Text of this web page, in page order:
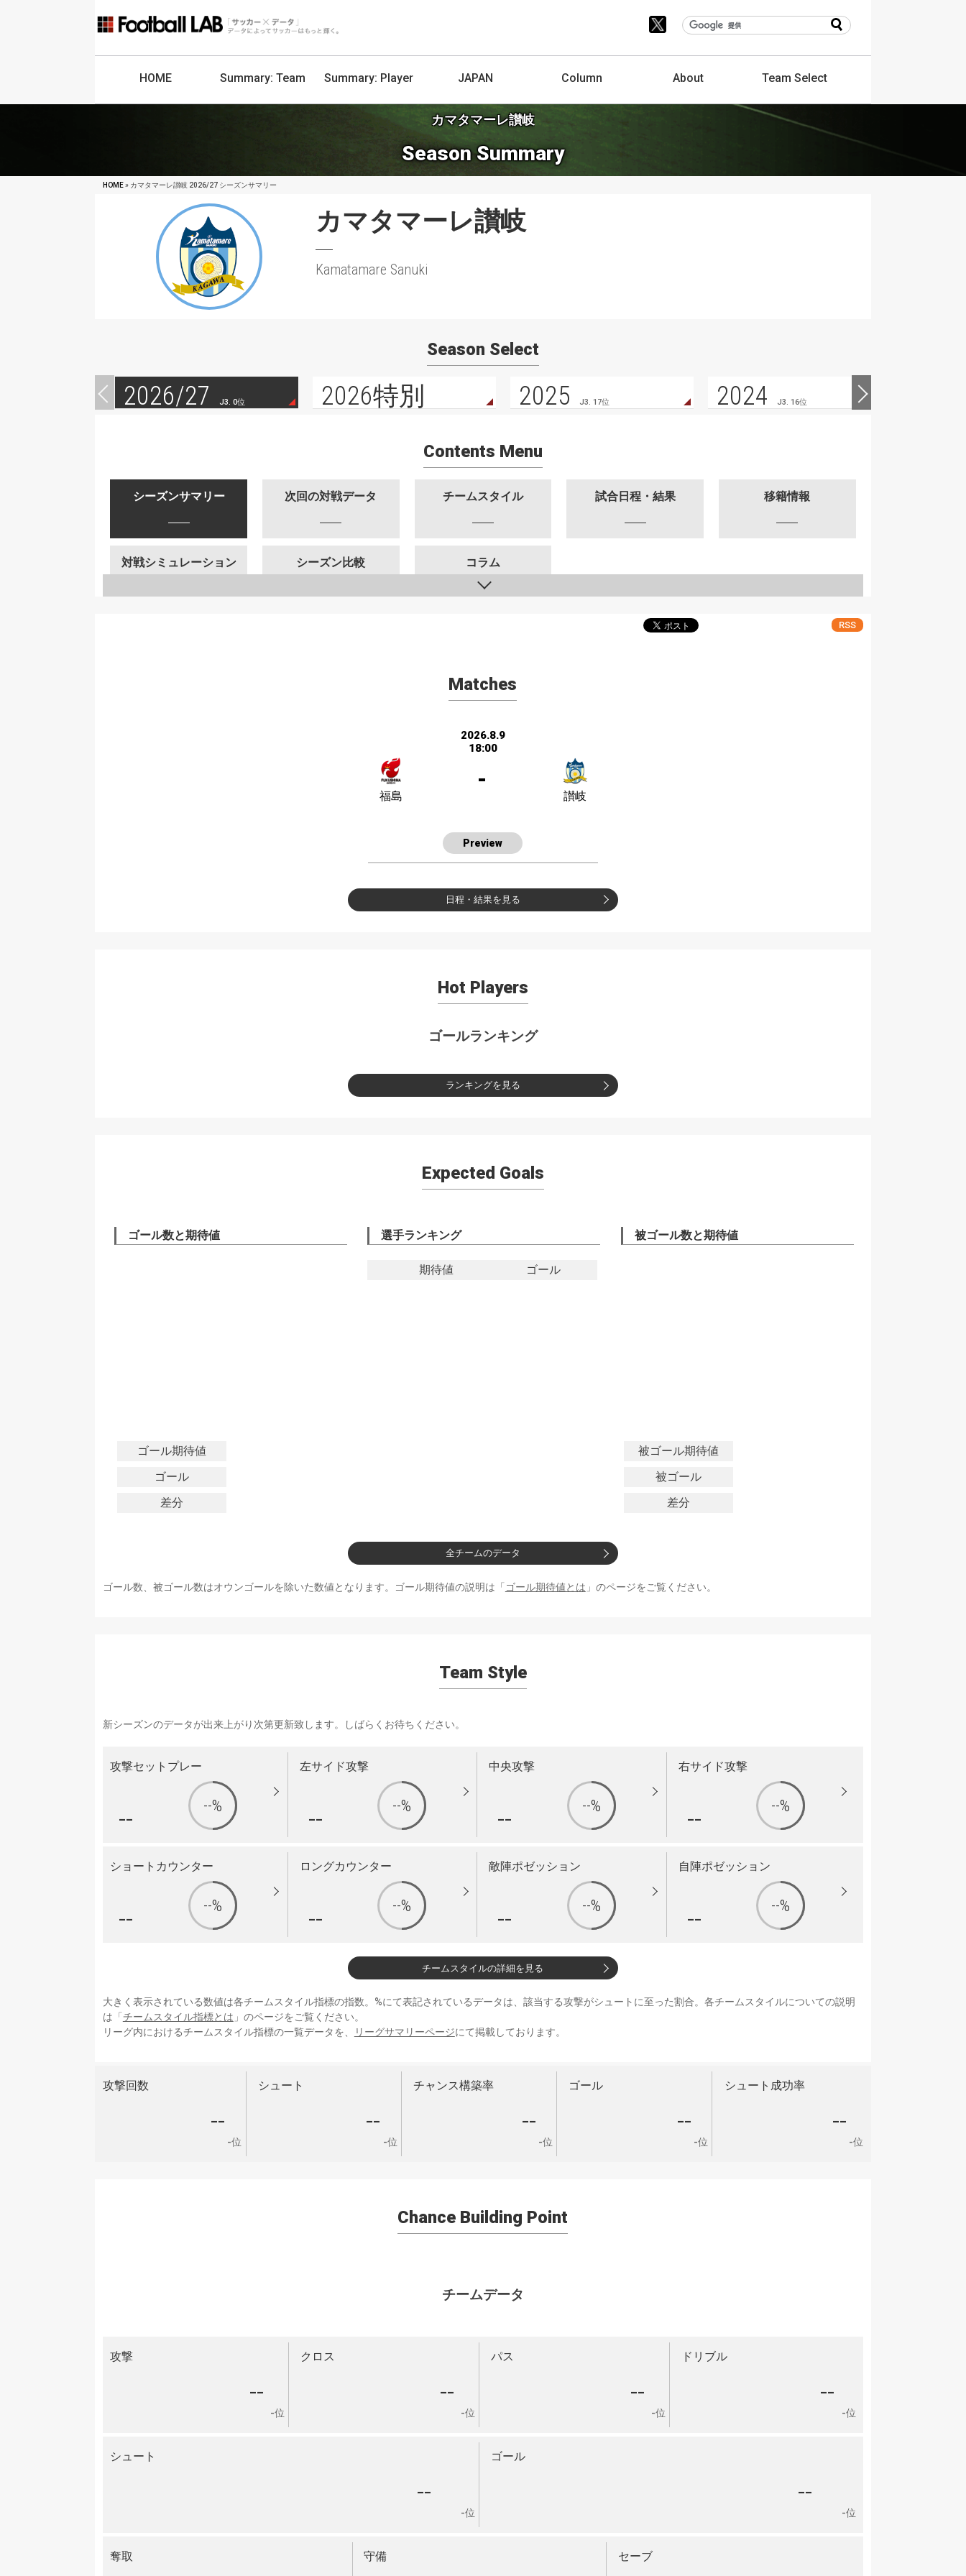
HOME Summary: Team Summary: Player JAPAN Column About TeamSelect
カマタマーレ讃岐
Season Summary
HOME» カマタマーレ讃岐 2026/27 シーズンサマリー
カマタマーレ讃岐
Kamatamare Sanuki
Season Select
2026/27 J3. 0位 2026特別 2025 J3. 17位 2024 J3. 16位
Contents Menu
シーズンサマリー 次回の対戦データ チームスタイル 試合日程・結果 移籍情報
対戦シミュレーション シーズン比較 コラム
RSS
Matches
2026.8.9
18:00
-
福島 讃岐
Preview
日程・結果を見る
Hot Players
ゴールランキング
ランキングを見る
Expected Goals
ゴール数と期待値
ゴール期待値
ゴール
差分
選手ランキング
期待値 ゴール
被ゴール数と期待値
被ゴール期待値
被ゴール
差分
全チームのデータ
ゴール数、被ゴール数はオウンゴールを除いた数値となります。ゴール期待値の説明は「 ゴール期待値とは 」のページをご覧ください。
Team Style
新シーズンのデータが出来上がり次第更新致します。しばらくお待ちください。
攻撃セットプレー
-- --%
左サイド攻撃
-- --%
中央攻撃
-- --%
右サイド攻撃
-- --%
ショートカウンター
-- --%
ロングカウンター
-- --%
敵陣ポゼッション
-- --%
自陣ポゼッション
-- --%
チームスタイルの詳細を見る
大きく表示されている数値は各チームスタイル指標の指数。%にて表記されているデータは、該当する攻撃がシュートに至った割合。各チームスタイルについての説明
は「 チームスタイル指標とは 」のページをご覧ください。
リーグ内におけるチームスタイル指標の一覧データを、
リーグサマリーページにて掲載しております。
攻撃回数
--
-位
シュート
--
-位
チャンス構築率
--
-位
ゴール
--
-位
シュート成功率
--
-位
Chance Building Point
チームデータ
攻撃
--
-位
クロス
--
-位
パス
--
-位
ドリブル
--
-位
シュート
--
-位
ゴール
--
-位
奪取 守備 セーブ